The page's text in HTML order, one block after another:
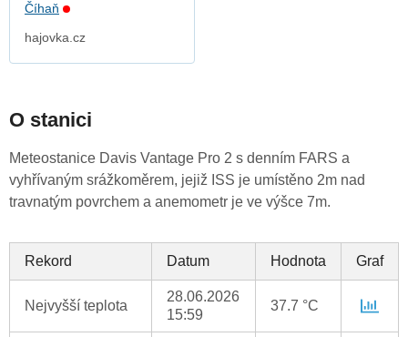
Číhaň
hajovka.cz
O stanici
Meteostanice Davis Vantage Pro 2 s denním FARS a
vyhřívaným srážkoměrem, jejiž ISS je umístěno 2m nad
travnatým povrchem a anemometr je ve výšce 7m.
Rekord Datum Hodnota Graf
Nejvyšší teplota
28.06.2026
15:59
37.7 °C